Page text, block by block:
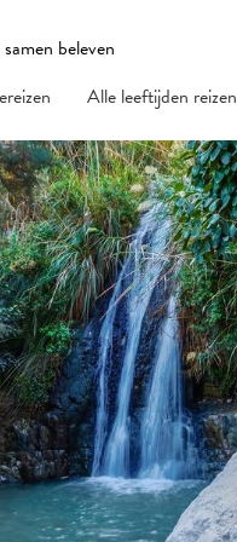
beleven
Alle leeftijden reizen